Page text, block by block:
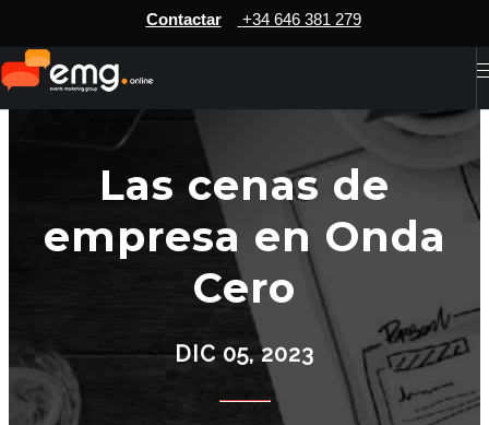
Contactar +34 646 381 279
Las cenas de
empresa en Onda
Cero
DIC 05, 2023